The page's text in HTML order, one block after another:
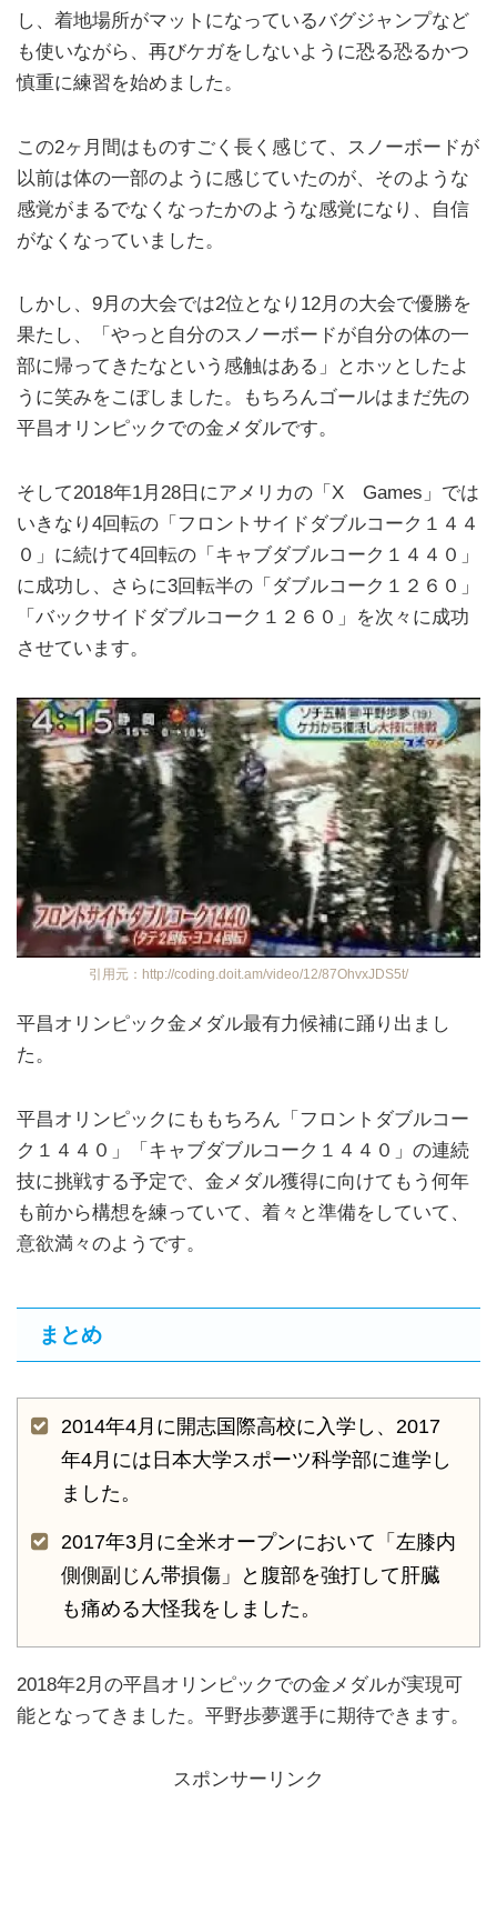
し、着地場所がマットになっているバグジャンプなど
も使いながら、再びケガをしないように恐る恐るかつ
慎重に練習を始めました。
この2ヶ月間はものすごく長く感じて、スノーボードが
以前は体の一部のように感じていたのが、そのような
感覚がまるでなくなったかのような感覚になり、自信
がなくなっていました。
しかし、9月の大会では2位となり12月の大会で優勝を
果たし、「やっと自分のスノーボードが自分の体の一
部に帰ってきたなという感触はある」とホッとしたよ
うに笑みをこぼしました。もちろんゴールはまだ先の
平昌オリンピックでの金メダルです。
そして2018年1月28日にアメリカの「X Games」では
いきなり4回転の「フロントサイドダブルコーク１４４
０」に続けて4回転の「キャブダブルコーク１４４０」
に成功し、さらに3回転半の「ダブルコーク１２６０」
「バックサイドダブルコーク１２６０」を次々に成功
させています。
引用元：http://coding.doit.am/video/12/87OhvxJDS5t/
平昌オリンピック金メダル最有力候補に踊り出まし
た。
平昌オリンピックにももちろん「フロントダブルコー
ク１４４０」「キャブダブルコーク１４４０」の連続
技に挑戦する予定で、金メダル獲得に向けてもう何年
も前から構想を練っていて、着々と準備をしていて、
意欲満々のようです。
まとめ
2014年4月に開志国際高校に入学し、2017
年4月には日本大学スポーツ科学部に進学し
ました。
2017年3月に全米オープンにおいて「左膝内
側側副じん帯損傷」と腹部を強打して肝臓
も痛める大怪我をしました。
2018年2月の平昌オリンピックでの金メダルが実現可
能となってきました。平野歩夢選手に期待できます。
スポンサーリンク